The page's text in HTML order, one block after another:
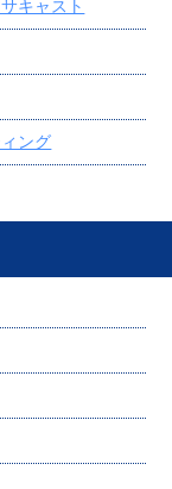
キャスト
ング